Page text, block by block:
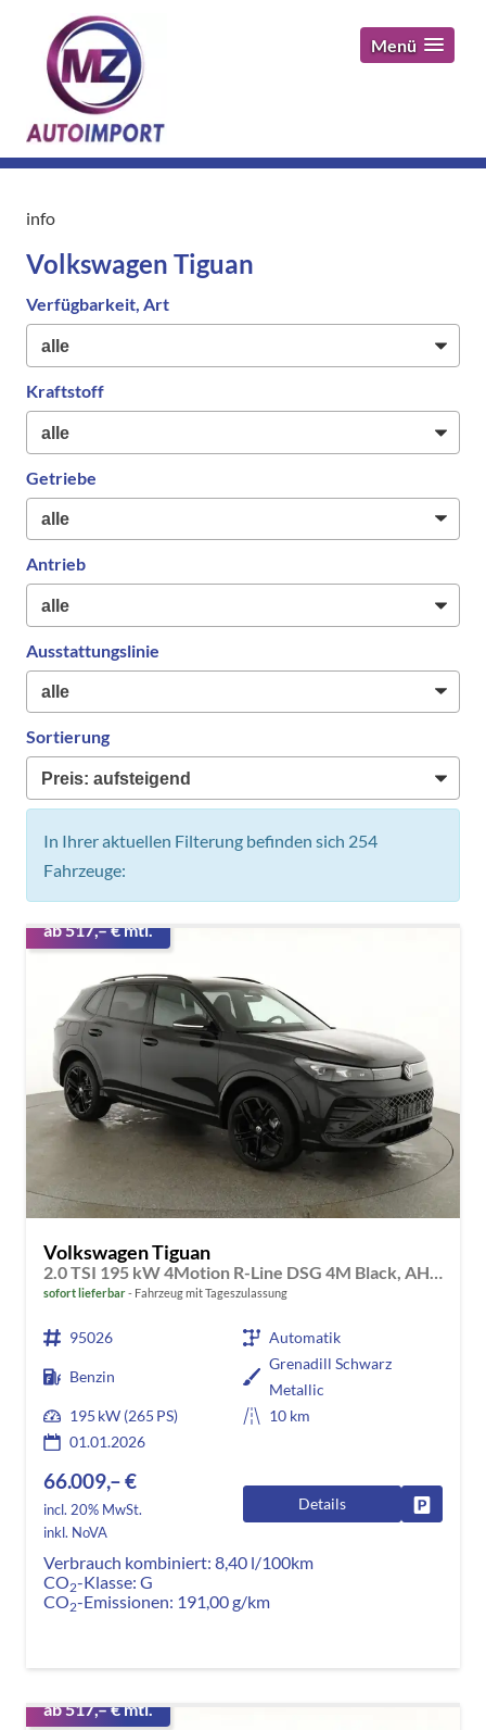
Menü
info
Volkswagen Tiguan
Verfügbarkeit, Art
Kraftstoff
Getriebe
Antrieb
Ausstattungslinie
Sortierung
In Ihrer aktuellen Filterung befinden sich 254
Fahrzeuge:
ab 517,– € mtl.
Volkswagen Tiguan
sofort lieferbar Fahrzeug mit Tageszulassung
95026 Automatik
Benzin
Grenadill Schwarz
Metallic
195 kW (265 PS)
10 km
01.01.2026
66.009,– €
incl. 20% MwSt.
inkl. NoVA
Details
Verbrauch kombiniert: 8,40 l/100km
CO2-Klasse: G
CO2-Emissionen: 191,00 g/km
ab 517,– € mtl.